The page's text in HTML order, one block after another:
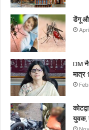
डेंगू
DM
युवक,